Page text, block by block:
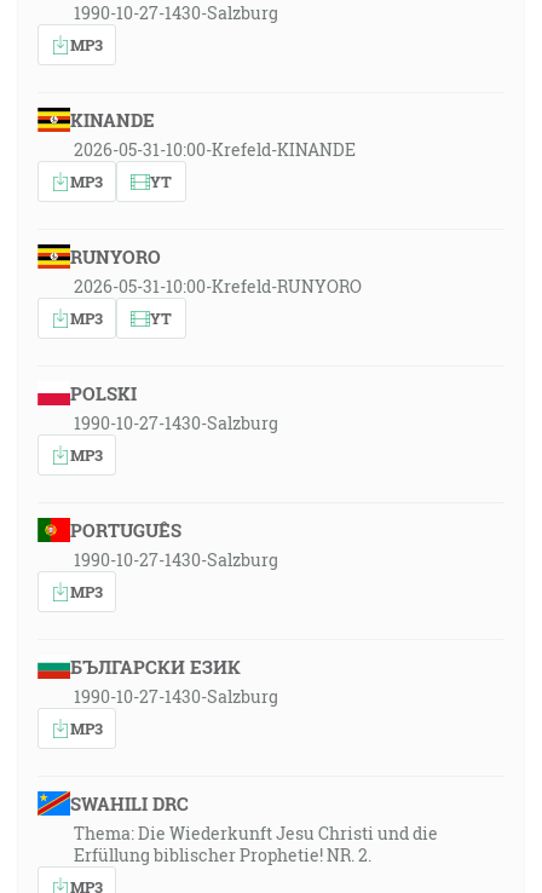
1990-10-27-1430-Salzburg
MP3
KINANDE
2026-05-31-10:00-Krefeld-KINANDE
MP3 YT
RUNYORO
2026-05-31-10:00-Krefeld-RUNYORO
MP3 YT
POLSKI
1990-10-27-1430-Salzburg
MP3
PORTUGUÊS
1990-10-27-1430-Salzburg
MP3
БЪЛГАРСКИ ЕЗИК
1990-10-27-1430-Salzburg
MP3
SWAHILI DRC
Thema: Die Wiederkunft Jesu Christi und die
Erfüllung biblischer Prophetie! NR. 2.
MP3